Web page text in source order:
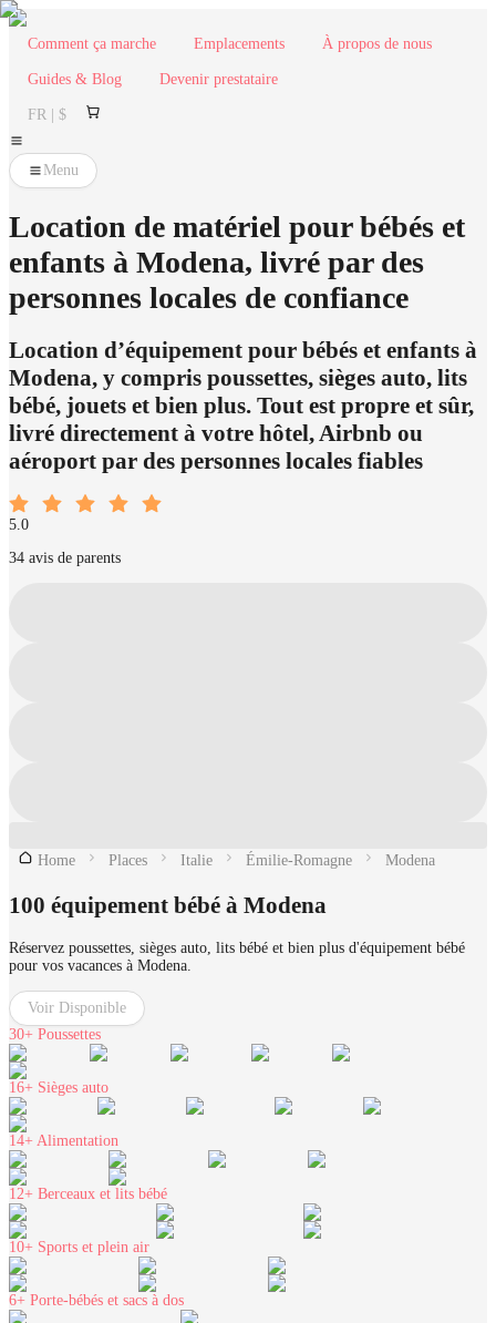
Comment ça marche Emplacements À propos de nous
Guides & Blog Devenir prestataire
FR | $
Menu
Location de matériel pour bébés et
enfants à Modena, livré par des
personnes locales de confiance
Location d’équipement pour bébés et enfants à
Modena, y compris poussettes, sièges auto, lits
bébé, jouets et bien plus. Tout est propre et sûr,
livré directement à votre hôtel, Airbnb ou
aéroport par des personnes locales fiables
5.0
34 avis de parents
Home Places Italie Émilie-Romagne Modena
100 équipement bébé à Modena
Réservez poussettes, sièges auto, lits bébé et bien plus d'équipement bébé
pour vos vacances à Modena.
Voir Disponible
30+ Poussettes
16+ Sièges auto
14+ Alimentation
12+ Berceaux et lits bébé
10+ Sports et plein air
6+ Porte-bébés et sacs à dos